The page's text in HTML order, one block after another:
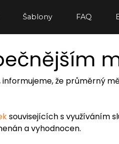
Šablony FAQ
informujeme, že průměrný
souvisejících s využíváním
a vyhodnocen.